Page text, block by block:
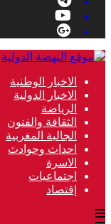
الاخبار الوطنية
الاخبار الدولية
الرياضة
الثقافة والفنون
الجالية المغربية
احداث وحوادث
الاسرة
اجتماعيات
إقتصاد